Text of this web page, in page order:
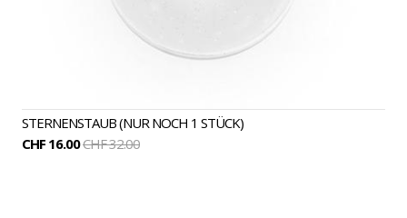
STERNENSTAUB (NUR NOCH 1 STÜCK)
CHF 16.00CHF 32.00